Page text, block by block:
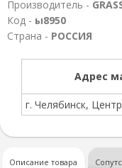
Производитель -
Код - ы8950
Страна - РОССИЯ
Адрес
г. Челябинск,
Описание товара